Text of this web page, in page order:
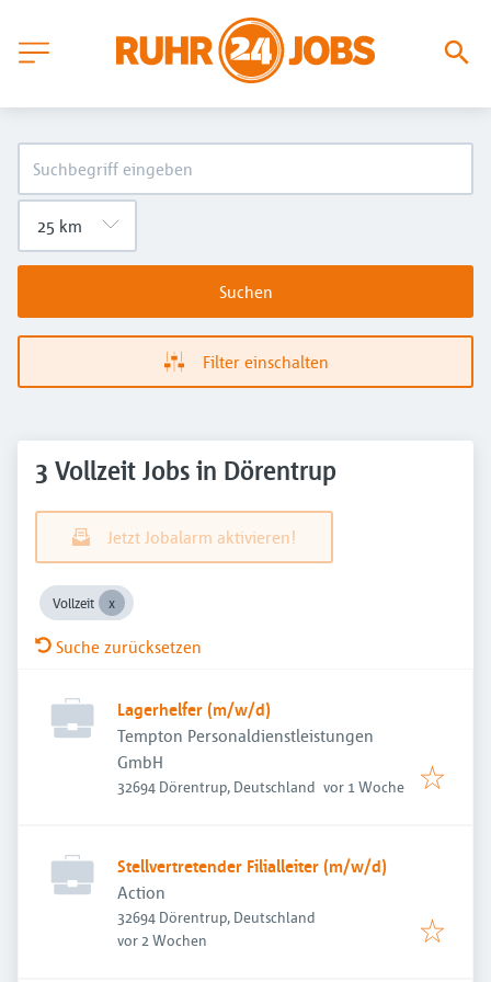
Suchen
Filter einschalten
3 Vollzeit Jobs in Dörentrup
Jetzt Jobalarm aktivieren!
Vollzeit
Suche zurücksetzen
Lagerhelfer (m/w/d)
Tempton Personaldienstleistungen
GmbH
32694 Dörentrup, Deutschland Veröffentlicht
vor 1 Woche
Stellvertretender Filialleiter (m/w/d)
Action
32694 Dörentrup, Deutschland
Veröffentlicht
vor 2 Wochen